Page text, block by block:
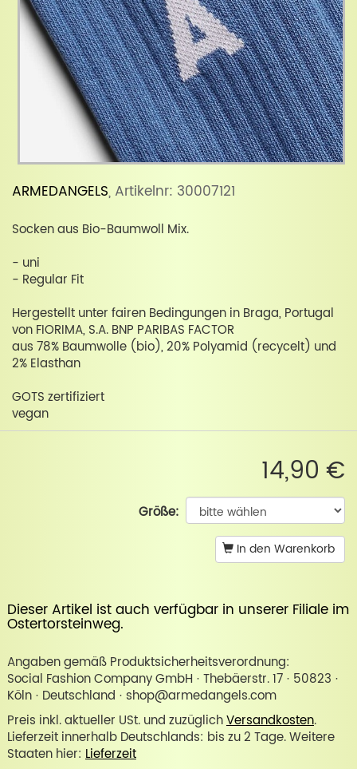
ARMEDANGELS, Artikelnr: 30007121
Socken aus Bio-Baumwoll Mix.
- uni
- Regular Fit
Hergestellt unter fairen Bedingungen in Braga, Portugal
von FIORIMA, S.A. BNP PARIBAS FACTOR
aus 78% Baumwolle (bio), 20% Polyamid (recycelt) und
2% Elasthan
GOTS zertifiziert
vegan
14,90 €
Größe:
In den Warenkorb
Dieser Artikel ist auch verfügbar in unserer Filiale im
Ostertorsteinweg.
Angaben gemäß Produktsicherheitsverordnung:
Social Fashion Company GmbH · Thebäerstr. 17 · 50823 ·
Köln · Deutschland · shop@armedangels.com
Preis inkl. aktueller USt. und zuzüglichVersandkosten.
Lieferzeit innerhalb Deutschlands: bis zu 2 Tage. Weitere
Staaten hier: Lieferzeit